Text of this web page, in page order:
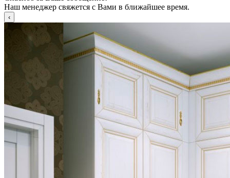
Наш менеджер свяжется с Вами в ближайшее время.